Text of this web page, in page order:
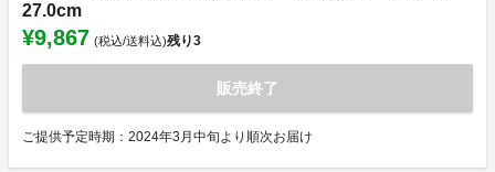
27.0cm
¥9,867 (税込/送料込)残り3
販売終了
ご提供予定時期：2024年3月中旬より順次お届け